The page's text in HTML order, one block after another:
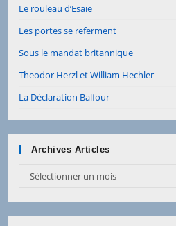
Le rouleau d’Esaïe
Les portes se referment
Sous le mandat britannique
Theodor Herzl et William Hechler
La Déclaration Balfour
Archives Articles
Archives
Sélectionner un mois